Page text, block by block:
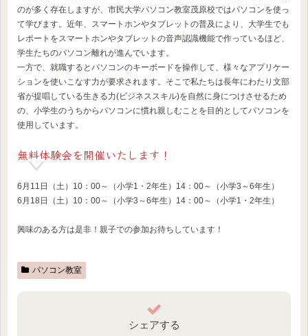
のが多く存在しますが、市民大学パソコン教室茂原校ではパソコンを使っ
て学びます。近年、スマートホンやタブレットの普及により、大学生でも
レポートをスマートホンやタブレットの音声認識機能で作っているほど、
学生たちのパソコン離れが進んでいます。
一方で、就職するとパソコンのキーボードを操作して、様々なアプリケー
ションを使いこなす力が要求されます。そこで私たちは長年にわたり文部
省が提唱している生きる力(ビジネススキル)を自然に身につけさせるため
の、小学生のうちからパソコンに慣れ親しむことを目的としてパソコンを
使用しています。
無料体験会を開催いたします！
6月11日（土）10：00～（小学1・2年生）14：00～（小学3～6年生）
6月18日（土）10：00～（小学3～6年生）14：00～（小学1・2年生）
興味のある方は是非！親子での参加お待ちしています！
パソコン教室
シェアする